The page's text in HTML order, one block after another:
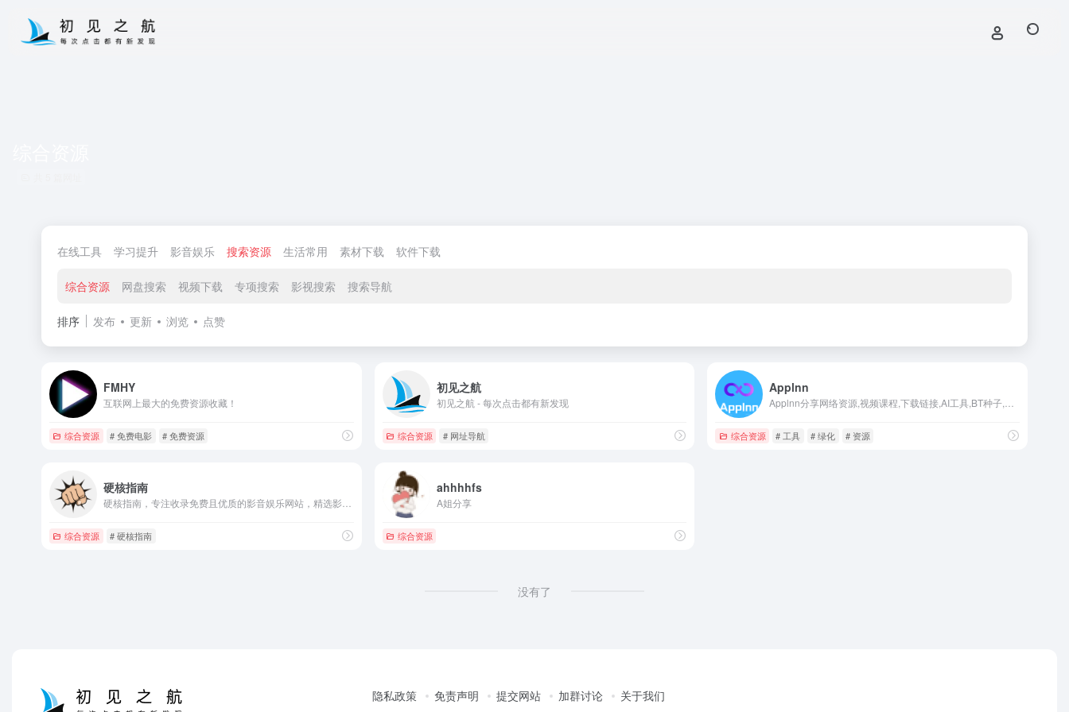
在线工具 学习提升 影音娱乐 搜索资源 生活常用 素材下载 软件下载
综合资源 网盘搜索 视频下载 专项搜索 影视搜索 搜索导航
排序 发布 更新 浏览 点赞
FMHY
互联网上最大的免费资源收藏！
综合资源 # 免费电影 # 免费资源
初见之航
初见之航 - 每次点击都有新发现
综合资源 # 网址导航
Applnn
综合资源 # 工具 # 绿化 # 资源
硬核指南
综合资源 # 硬核指南
ahhhhfs
A姐分享
综合资源
没有了
隐私政策 免责声明 提交网站 加群讨论 关于我们